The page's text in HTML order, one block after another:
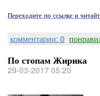
Переходите по ссылке и
комментарии: 0
По стопам Жирика
29-03-2017 05:20